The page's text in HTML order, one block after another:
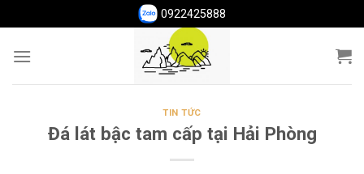
to
content
0922425888
TIN TỨC
Đá lát bậc tam cấp tại Hải Phòng